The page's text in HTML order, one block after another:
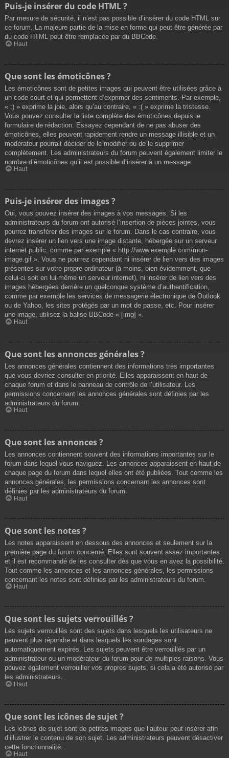
Puis-je insérer du code HTML ?
Par mesure de sécurité, il n’est pas possible d’insérer du code HTML sur
ce forum. La majeure partie de la mise en forme qui peut être générée par
du code HTML peut être remplacée par du BBCode.
Haut
Que sont les émoticônes ?
Les émoticônes sont de petites images qui peuvent être utilisées grâce à
un code court et qui permettent d’exprimer des sentiments. Par exemple,
« :) » exprime la joie, alors qu’au contraire, « :( » exprime la tristesse.
Vous pouvez consulter la liste complète des émoticônes depuis le
formulaire de rédaction. Essayez cependant de ne pas abuser des
émoticônes, elles peuvent rapidement rendre un message illisible et un
modérateur pourrait décider de le modifier ou de le supprimer
complètement. Les administrateurs du forum peuvent également limiter le
nombre d’émoticônes qu’il est possible d’insérer à un message.
Haut
Puis-je insérer des images ?
Oui, vous pouvez insérer des images à vos messages. Si les
administrateurs du forum ont autorisé l’insertion de pièces jointes, vous
pourrez transférer des images sur le forum. Dans le cas contraire, vous
devrez insérer un lien vers une image distante, hébergée sur un serveur
internet public, comme par exemple « http://www.exemple.com/mon-
image.gif ». Vous ne pourrez cependant ni insérer de lien vers des images
présentes sur votre propre ordinateur (à moins, bien évidemment, que
celui-ci soit en lui-même un serveur internet), ni insérer de lien vers des
images hébergées derrière un quelconque système d’authentification,
comme par exemple les services de messagerie électronique de Outlook
ou de Yahoo, les sites protégés par un mot de passe, etc. Pour insérer
une image, utilisez la balise BBCode « [img] ».
Haut
Que sont les annonces générales ?
Les annonces générales contiennent des informations très importantes
que vous devriez consulter en priorité. Elles apparaissent en haut de
chaque forum et dans le panneau de contrôle de l’utilisateur. Les
permissions concernant les annonces générales sont définies par les
administrateurs du forum.
Haut
Que sont les annonces ?
Les annonces contiennent souvent des informations importantes sur le
forum dans lequel vous naviguez. Les annonces apparaissent en haut de
chaque page du forum dans lequel elles ont été publiées. Tout comme les
annonces générales, les permissions concernant les annonces sont
définies par les administrateurs du forum.
Haut
Que sont les notes ?
Les notes apparaissent en dessous des annonces et seulement sur la
première page du forum concerné. Elles sont souvent assez importantes
et il est recommandé de les consulter dès que vous en avez la possibilité.
Tout comme les annonces et les annonces générales, les permissions
concernant les notes sont définies par les administrateurs du forum.
Haut
Que sont les sujets verrouillés ?
Les sujets verrouillés sont des sujets dans lesquels les utilisateurs ne
peuvent plus répondre et dans lesquels les sondages sont
automatiquement expirés. Les sujets peuvent être verrouillés par un
administrateur ou un modérateur du forum pour de multiples raisons. Vous
pouvez également verrouiller vos propres sujets, si cela a été autorisé par
les administrateurs.
Haut
Que sont les icônes de sujet ?
Les icônes de sujet sont de petites images que l’auteur peut insérer afin
d’illustrer le contenu de son sujet. Les administrateurs peuvent désactiver
cette fonctionnalité.
Haut